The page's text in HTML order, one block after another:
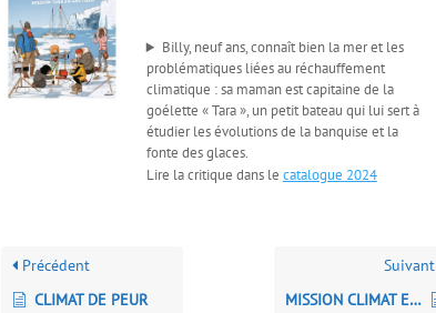
Billy, neuf ans, connaît bien la mer et les
problématiques liées au réchauffement
climatique : sa maman est capitaine de la
goélette « Tara », un petit bateau qui lui sert à
étudier les évolutions de la banquise et la
fonte des glaces.
Lire la critique dans le catalogue 2024
Précédent
CLIMAT DE PEUR
Suivant
MISSION CLIMAT Engage-toi pour le climat